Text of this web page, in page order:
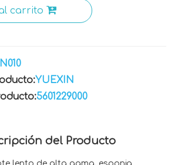
carrito
YUEXIN
5601229000
del Producto